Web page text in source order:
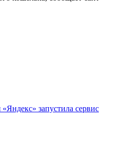
запустила сервис